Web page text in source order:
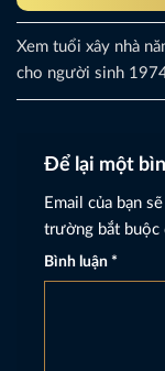
Xem tuổi xây nhà
cho người sinh
Để lại một
Email của bạn
trường bắt buộc
Bình luận *